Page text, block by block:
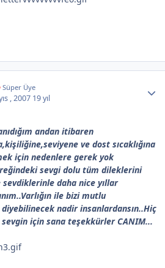
Süper Üye
, 2007 19 yıl
andan itibaren
ve dost sıcaklığına
için nedenlere gerek yok
sevgi dolu tüm dileklerini
daha nice yıllar
ile bizi mutlu
nadir insanlardansın..Hiç
için sana teşekkürler CANIM...